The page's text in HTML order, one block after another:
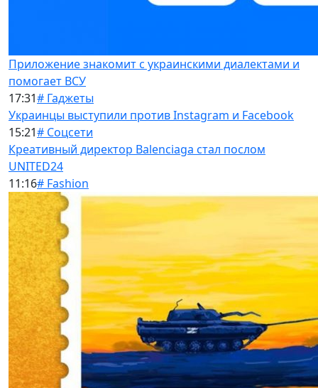
Приложение знакомит с украинскими диалектами и
помогает ВСУ
17:31# Гаджеты
Украинцы выступили против Instagram и Facebook
15:21# Соцсети
Креативный директор Balenciaga стал послом
UNITED24
11:16# Fashion